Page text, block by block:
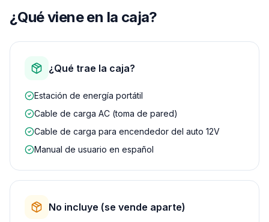
¿Qué viene en la caja?
¿Qué trae la caja?
Estación de energía portátil
Cable de carga AC (toma de pared)
Cable de carga para encendedor del auto 12V
Manual de usuario en español
No incluye (se vende aparte)